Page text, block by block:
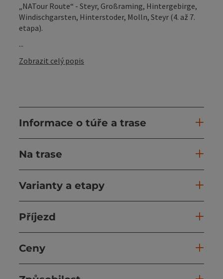
„NATour Route“ - Steyr, Großraming, Hintergebirge,
Windischgarsten, Hinterstoder, Molln, Steyr (4. až 7.
etapa).
...
Zobrazit celý popis
Informace o túře a trase
Na trase
Varianty a etapy
Příjezd
Ceny